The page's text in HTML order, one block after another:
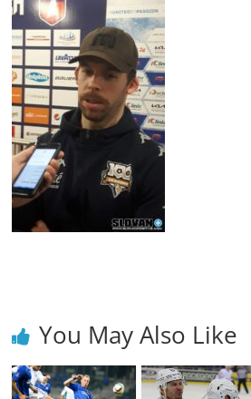
You May Also Like